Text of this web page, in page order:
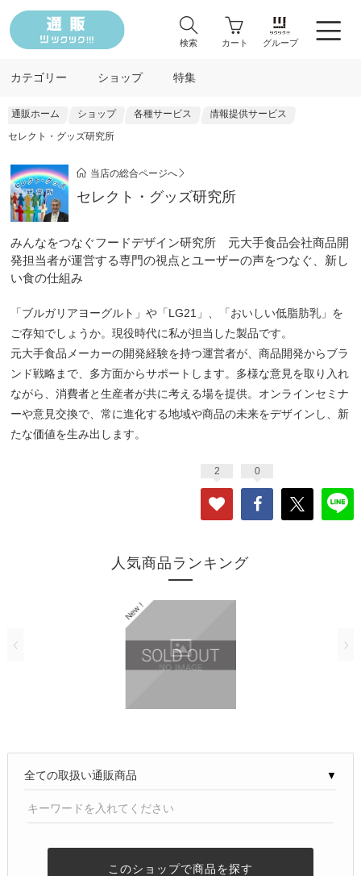
検索 カート グループ
カテゴリー ショップ 特集
通販ホーム ショップ 各種サービス
情報提供サービス
セレクト・グッズ研究所
当店の総合ページへ
セレクト・グッズ研究所
みんなをつなぐフードデザイン研究所 元大手食品会社商品開
発担当者が運営する専門の視点とユーザーの声をつなぐ、新し
い食の仕組み
「ブルガリアヨーグルト」や「LG21」、「おいしい低脂肪乳」を
ご存知でしょうか。現役時代に私が担当した製品です。
元大手食品メーカーの開発経験を持つ運営者が、商品開発からブラ
ンド戦略まで、多方面からサポートします。多様な意見を取り入れ
ながら、消費者と生産者が共に考える場を提供。オンラインセミナ
ーや意見交換で、常に進化する地域や商品の未来をデザインし、新
たな価値を生み出します。
2 0
人気商品ランキング
▼
このショップで商品を探す